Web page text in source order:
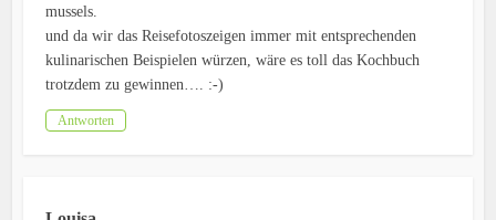
mussels.
und da wir das Reisefotoszeigen immer mit entsprechenden
kulinarischen Beispielen würzen, wäre es toll das Kochbuch
trotzdem zu gewinnen…. :-)
Antworten